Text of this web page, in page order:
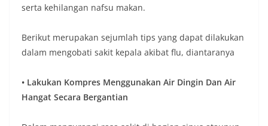
serta kehilangan nafsu makan.
Berikut merupakan sejumlah tips yang dapat dilakukan
dalam mengobati sakit kepala akibat flu, diantaranya
• Lakukan Kompres Menggunakan Air Dingin Dan Air
Hangat Secara Bergantian